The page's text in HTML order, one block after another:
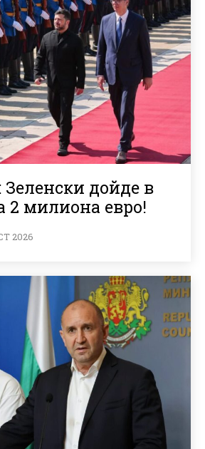
Зеленски дойде в
2 милиона евро!
2026